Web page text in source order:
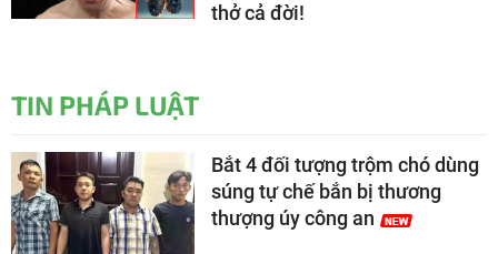
thở cả đời!
TIN PHÁP LUẬT
Bắt 4 đối tượng trộm chó dùng
súng tự chế bắn bị thương
thượng úy công an